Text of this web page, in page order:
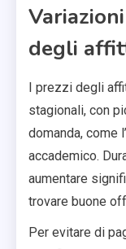
degli
I prezzi degli
stagionali, con
domanda, come
accademico.
aumentare
trovare buone
Per evitare di